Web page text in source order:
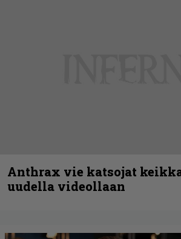
Anthrax vie katsojat
uudella videollaan